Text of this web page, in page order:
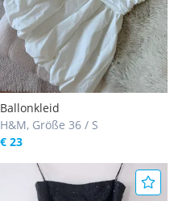
Ballonkleid
H&M, Größe 36 / S
€ 23